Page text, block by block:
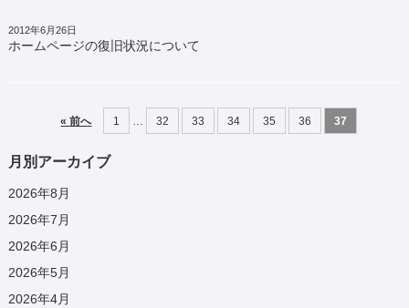
2012年6月26日
ホームページの復旧状況について
« 前へ 1 32 33 34 35 36 37
月別アーカイブ
2026年8月
2026年7月
2026年6月
2026年5月
2026年4月